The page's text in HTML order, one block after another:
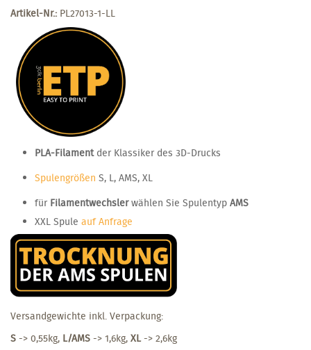
Artikel-Nr.: PL27013-1-LL
PLA-Filamentder Klassiker des 3D-Drucks
Spulengrößen S, L, AMS, XL
für Filamentwechslerwählen Sie Spulentyp AMS
XXL Spule auf Anfrage
Versandgewichte inkl. Verpackung:
S -> 0,55kg, L/AMS -> 1,6kg, XL-> 2,6kg